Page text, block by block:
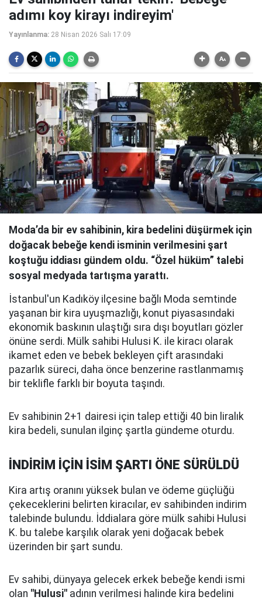
adımı koy kirayı indireyim'
Yayınlanma: 28 Nisan 2026 Salı 17:09
Moda’da bir ev sahibinin, kira bedelini düşürmek için
doğacak bebeğe kendi isminin verilmesini şart
koştuğu iddiası gündem oldu. “Özel hüküm” talebi
sosyal medyada tartışma yarattı.
İstanbul'un Kadıköy ilçesine bağlı Moda semtinde
yaşanan bir kira uyuşmazlığı, konut piyasasındaki
ekonomik baskının ulaştığı sıra dışı boyutları gözler
önüne serdi. Mülk sahibi Hulusi K. ile kiracı olarak
ikamet eden ve bebek bekleyen çift arasındaki
pazarlık süreci, daha önce benzerine rastlanmamış
bir teklifle farklı bir boyuta taşındı.
Ev sahibinin 2+1 dairesi için talep ettiği 40 bin liralık
kira bedeli, sunulan ilginç şartla gündeme oturdu.
İNDİRİM İÇİN İSİM ŞARTI ÖNE SÜRÜLDÜ
Kira artış oranını yüksek bulan ve ödeme güçlüğü
çekeceklerini belirten kiracılar, ev sahibinden indirim
talebinde bulundu. İddialara göre mülk sahibi Hulusi
K. bu talebe karşılık olarak yeni doğacak bebek
üzerinden bir şart sundu.
Ev sahibi, dünyaya gelecek erkek bebeğe kendi ismi
olan "Hulusi" adının verilmesi halinde kira bedelini